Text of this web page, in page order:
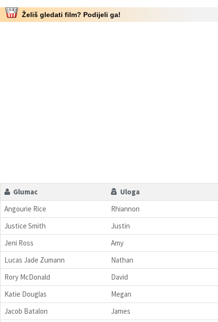
Želiš gledati film? Podijeli ga!
Glumac
Uloga
Angourie Rice
Rhiannon
Justice Smith
Justin
Jeni Ross
Amy
Lucas Jade Zumann
Nathan
Rory McDonald
David
Katie Douglas
Megan
Jacob Batalon
James